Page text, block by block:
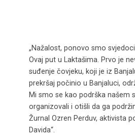
„Nažalost, ponovo smo
Ovaj put u Laktašima. Prvo je
suđenje čovjeku, koji je iz
prekršaj počinio u Banjaluci,
Mi smo se kao podrška našem
organizovali i otišli da ga
Žurnal Ozren Perduv, aktivista
Davida“.